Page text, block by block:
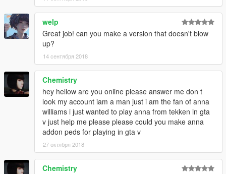
welp
Great job! can you make a version that doesn't blow
up?
14 сентября 2018
Chemistry
hey hellow are you online please answer me don t
look my account iam a man just i am the fan of anna
williams i just wanted to play anna from tekken in gta
v just help me please please could you make anna
addon peds for playing in gta v
27 октября 2018
Chemistry